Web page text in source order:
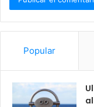
Popular